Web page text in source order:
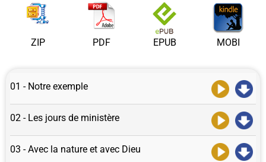
ZIP PDF EPUB MOBI
01 - Notre exemple
02 - Les jours de ministère
03 - Avec la nature et avec Dieu